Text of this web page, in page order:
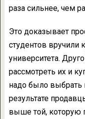
раза сильнее, чем
Это доказывает
студентов вручили
университета.
рассмотреть их и
надо было выбрать
результате
выше той, которую